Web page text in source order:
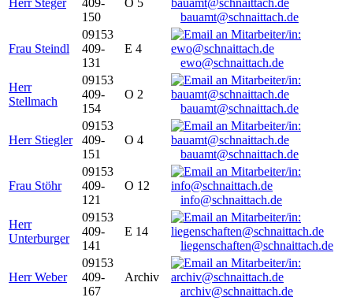
Herr Steger
409-
150
O 5
bauamt@schnaittach.de
Frau Steindl
09153
409-
131
E 4
ewo@schnaittach.de
Herr
Stellmach
09153
409-
154
O 2
bauamt@schnaittach.de
Herr Stiegler
09153
409-
151
O 4
bauamt@schnaittach.de
Frau Stöhr
09153
409-
121
O 12
info@schnaittach.de
Herr
Unterburger
09153
409-
141
E 14
liegenschaften@schnaittach.de
Herr Weber
09153
409-
167
Archiv
archiv@schnaittach.de